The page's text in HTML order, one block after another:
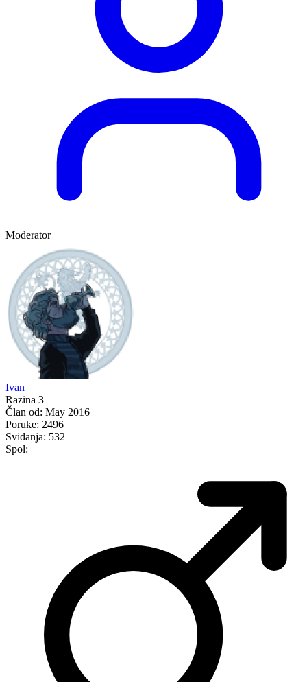
Moderator
Ivan
Razina 3
Član od: May 2016
Poruke: 2496
Sviđanja: 532
Spol: